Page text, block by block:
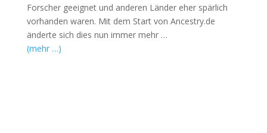
Forscher geeignet und anderen Länder eher spärlich
vorhanden waren. Mit dem Start von Ancestry.de
änderte sich dies nun immer mehr …
(mehr …)